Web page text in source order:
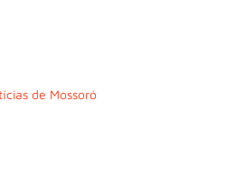
de Mossoró